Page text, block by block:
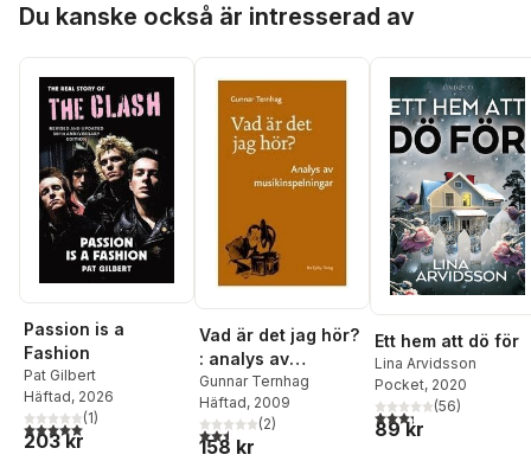
Du kanske också är intresserad av
Passion is a
Fashion
Pat Gilbert
Häftad, 2026
5,0utav 5 stjärnor. Totalt antal röster:
(1)
203 kr
Vad är det jag hör?
: analys av
musikinspelningar
Gunnar Ternhag
Häftad, 2009
2,5utav 5 stjärnor. Totalt antal röster:
(2)
158 kr
Ett hem att dö för
Lina Arvidsson
Pocket, 2020
3,3utav 5 stjärnor.
(56)
89 kr